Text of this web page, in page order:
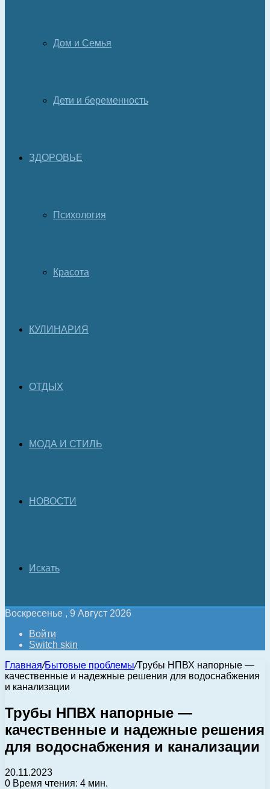
Дом и Семья
Дети и беременность
ЗДОРОВЬЕ
Психология
Красота
КУЛИНАРИЯ
ОТДЫХ
МОДА И СТИЛЬ
НОВОСТИ
Искать
Воскресенье , 9 Август 2026
Войти
Switch skin
Главная/Бытовые проблемы/Трубы НПВХ напорные —
качественные и надежные решения для водоснабжения
и канализации
Трубы НПВХ напорные —
качественные и надежные решения
для водоснабжения и канализации
20.11.2023
0 Время чтения: 4 мин.